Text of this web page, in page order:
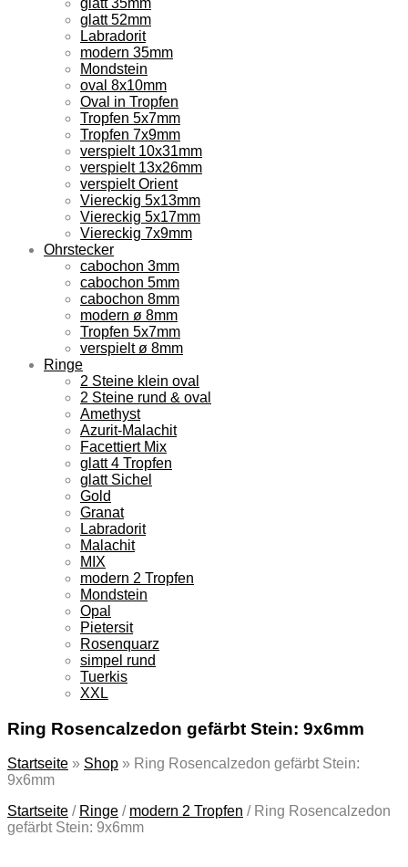
glatt 52mm
Labradorit
modern 35mm
Mondstein
oval 8x10mm
Oval in Tropfen
Tropfen 5x7mm
Tropfen 7x9mm
verspielt 10x31mm
verspielt 13x26mm
verspielt Orient
Viereckig 5x13mm
Viereckig 5x17mm
Viereckig 7x9mm
Ohrstecker
cabochon 3mm
cabochon 5mm
cabochon 8mm
modern ø 8mm
Tropfen 5x7mm
verspielt ø 8mm
Ringe
2 Steine klein oval
2 Steine rund & oval
Amethyst
Azurit-Malachit
Facettiert Mix
glatt 4 Tropfen
glatt Sichel
Gold
Granat
Labradorit
Malachit
MIX
modern 2 Tropfen
Mondstein
Opal
Pietersit
Rosenquarz
simpel rund
Tuerkis
XXL
Ring Rosencalzedon gefärbt Stein: 9x6mm
Startseite » Shop » Ring Rosencalzedon gefärbt Stein:
9x6mm
Startseite / Ringe / modern 2 Tropfen / Ring Rosencalzedon
gefärbt Stein: 9x6mm